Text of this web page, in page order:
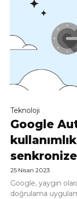
Teknoloji
Google
25 Nisan 2023
Google, yaygın
doğrulama